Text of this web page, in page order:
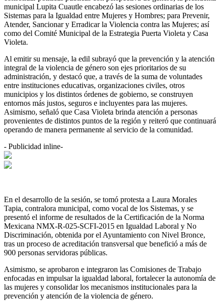
municipal Lupita Cuautle encabezó las sesiones ordinarias de los
Sistemas para la Igualdad entre Mujeres y Hombres; para Prevenir,
Atender, Sancionar y Erradicar la Violencia contra las Mujeres; así
como del Comité Municipal de la Estrategia Puerta Violeta y Casa
Violeta.
Al emitir su mensaje, la edil subrayó que la prevención y la atención
integral de la violencia de género son ejes prioritarios de su
administración, y destacó que, a través de la suma de voluntades
entre instituciones educativas, organizaciones civiles, otros
municipios y los distintos órdenes de gobierno, se construyen
entornos más justos, seguros e incluyentes para las mujeres.
Asimismo, señaló que Casa Violeta brinda atención a personas
provenientes de distintos puntos de la región y reiteró que continuará
operando de manera permanente al servicio de la comunidad.
- Publicidad inline-
En el desarrollo de la sesión, se tomó protesta a Laura Morales
Tapia, contralora municipal, como vocal de los Sistemas, y se
presentó el informe de resultados de la Certificación de la Norma
Mexicana NMX-R-025-SCFI-2015 en Igualdad Laboral y No
Discriminación, obtenida por el Ayuntamiento con Nivel Bronce,
tras un proceso de acreditación transversal que benefició a más de
900 personas servidoras públicas.
Asimismo, se aprobaron e integraron las Comisiones de Trabajo
enfocadas en impulsar la igualdad laboral, fortalecer la autonomía de
las mujeres y consolidar los mecanismos institucionales para la
prevención y atención de la violencia de género.